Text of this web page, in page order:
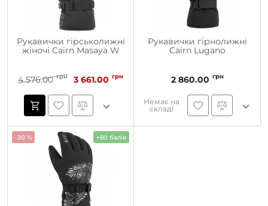
Рукавички гірськолижні
жіночі Cairn Masaya W
4 576.00 грн 3 661.00 грн
Рукавички гірнолижні
Cairn Lugano
2 860.00 грн
Немає на
складі
-30 % +80 балів